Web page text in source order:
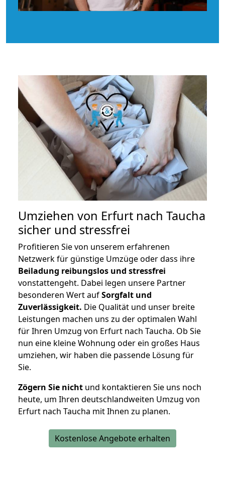
Umziehen von Erfurt nach Taucha
sicher und stressfrei
Profitieren Sie von unserem erfahrenen
Netzwerk für günstige Umzüge oder dass ihre
Beiladung reibungslos und stressfrei
vonstattengeht. Dabei legen unsere Partner
besonderen Wert aufSorgfalt und
Zuverlässigkeit. Die Qualität und unser breite
Leistungen machen uns zu der optimalen Wahl
für Ihren Umzug von Erfurt nach Taucha. Ob Sie
nun eine kleine Wohnung oder ein großes Haus
umziehen, wir haben die passende Lösung für
Sie.
Zögern Sie nicht und kontaktieren Sie uns noch
heute, um Ihren deutschlandweiten Umzug von
Erfurt nach Taucha mit Ihnen zu planen.
Kostenlose Angebote erhalten